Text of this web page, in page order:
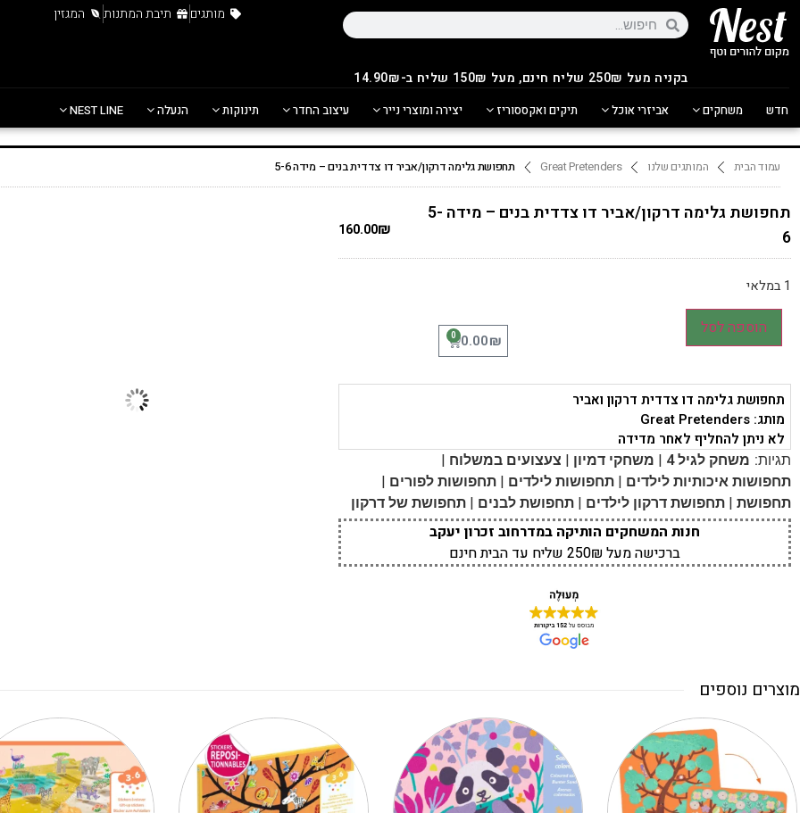
בקניה מעל 250 ₪ שליח חינם, מעל 150₪ שליח ב-14.90₪
מותגים תיבת המתנות המגזין
חדש משחקים אביזרי אוכל תיקים ואקססוריז יצירה ומוצרי נייר עיצוב החדר תינוקות הנעלה NEST LINE
עמוד הבית המותגים שלנו Great Pretenders תחפושת גלימה דרקון/אביר דו צדדית בנים – מידה 5-6
תחפושת גלימה דרקון/אביר דו צדדית בנים – מידה 5-
6
160.00₪
1 במלאי
הוספה לסל
0.00₪
0
תחפושת גלימה דו צדדית דרקון ואביר
מותג: Great Pretenders
לא ניתן להחליף לאחר מדידה
תגיות: משחק לגיל 4 | משחקי דמיון | צעצועים במשלוח |
תחפושות איכותיות לילדים | תחפושות לילדים | תחפושות לפורים |
תחפושת | תחפושת דרקון לילדים | תחפושת לבנים | תחפושת של דרקון
חנות המשחקים הותיקה במדרחוב זכרון יעקב
ברכישה מעל 250₪ שליח עד הבית חינם
מוצרים נוספים